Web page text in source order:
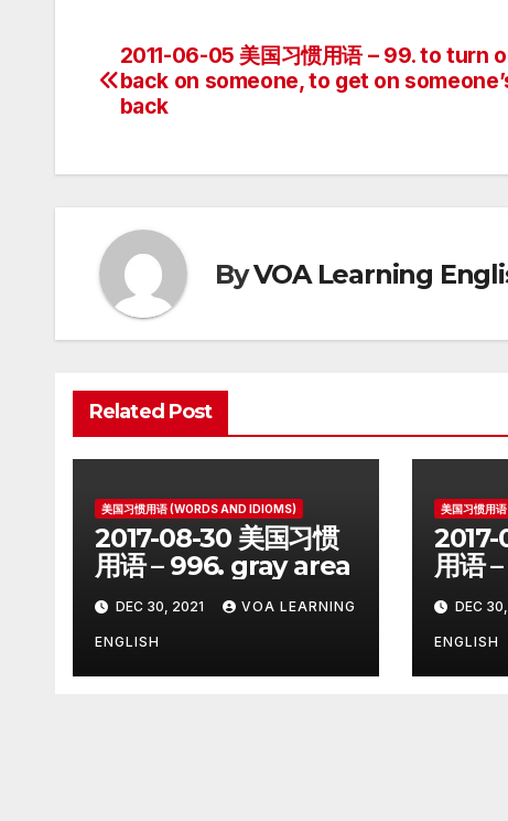
Post
navigation
2011-06-05 美国习惯用语 – 99. to turn
back on someone, to get on
back
ByVOA Learning
Related Post
美国习惯用语 (WORDS AND IDIOMS)
2017-08-30 美国习惯
用语 – 996. gray area
DEC 30, 2021 VOA LEARNING
ENGLISH
美国习惯用
2017-
用语
onDEC
ENGLISH